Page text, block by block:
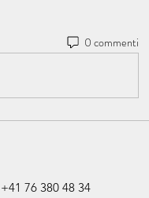
0 commenti
+41 76 380 48 34